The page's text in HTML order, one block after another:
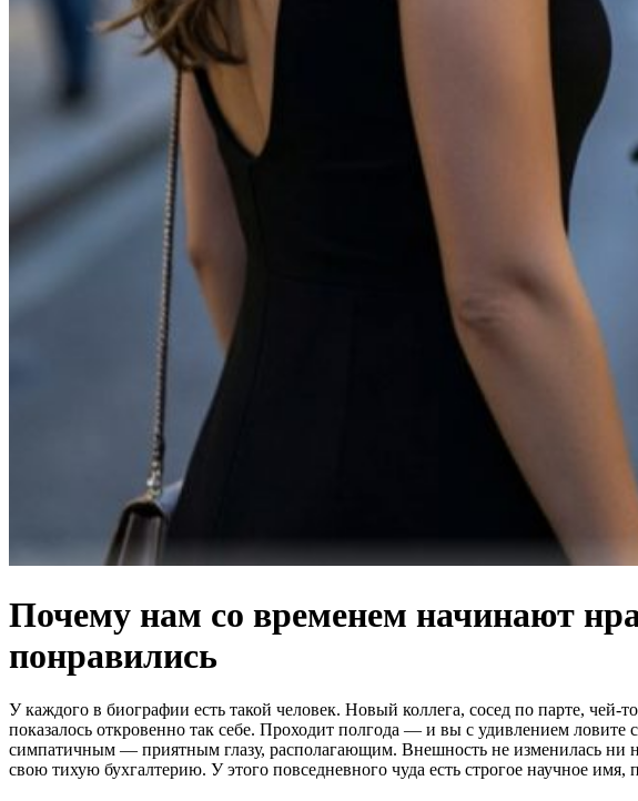
Почему нам со временем начинают
понравились
У каждого в биографии есть такой человек. Новый коллега, сосед по парте,
показалось откровенно так себе. Проходит полгода — и вы с удивлением
симпатичным — приятным глазу, располагающим. Внешность не изменилась ни
свою тихую бухгалтерию. У этого повседневного чуда есть строгое научное